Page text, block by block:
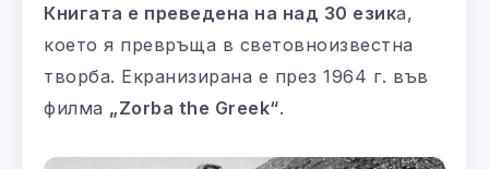
Книгата е преведена на над 30 езика,
което я превръща в световноизвестна
творба. Екранизирана е през 1964 г. във
филма „Zorba the Greek“.